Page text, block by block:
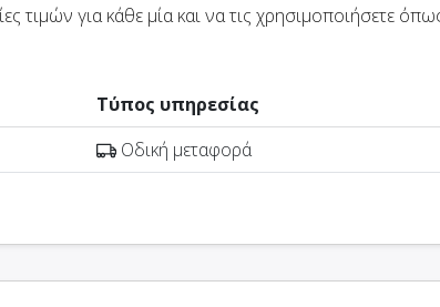
τιμών για κάθε μία και να τις χρησιμοποιήσετε
Τύπος υπηρεσίας
Οδική μεταφορά